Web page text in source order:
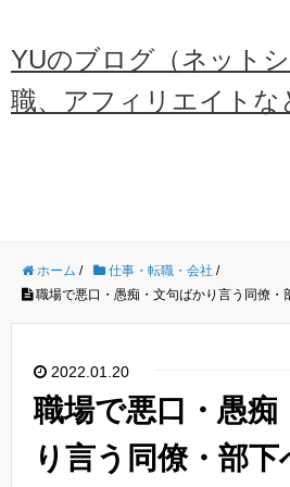
YUのブログ（ネット
職、アフィリエイトな
ホーム / 仕事・転職・会社 /
職場で悪口・愚痴・文句ばかり言う同僚・
2022.01.20
職場で悪口・愚痴
り言う同僚・部